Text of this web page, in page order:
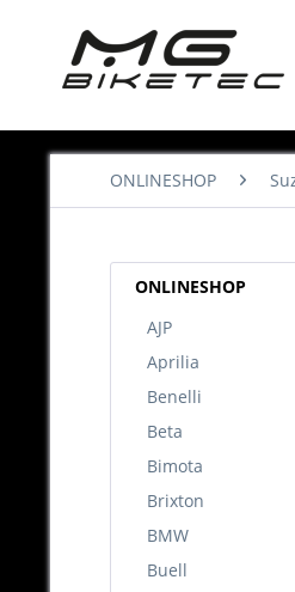
ONLINESHOP
ONLINESHOP
AJP
Aprilia
Benelli
Beta
Bimota
Brixton
BMW
Buell